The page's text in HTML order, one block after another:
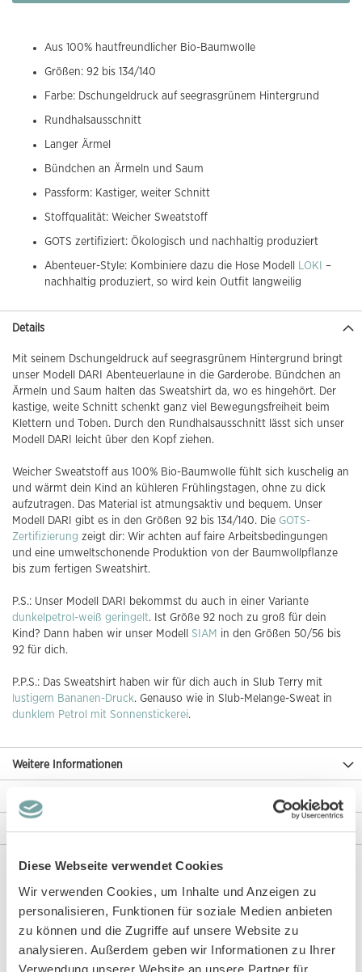
Diese Webseite verwendet Cookies
Wir verwenden Cookies, um Inhalte und Anzeigen zu
personalisieren, Funktionen für soziale Medien anbieten
zu können und die Zugriffe auf unsere Website zu
analysieren. Außerdem geben wir Informationen zu Ihrer
Verwendung unserer Website an unsere Partner für
Aus 100% hautfreundlicher Bio-Baumwolle
Größen: 92 bis 134/140
Farbe: Dschungeldruck auf seegrasgrünem Hintergrund
Rundhalsausschnitt
Langer Ärmel
Bündchen an Ärmeln und Saum
Passform: Kastiger, weiter Schnitt
Stoffqualität: Weicher Sweatstoff
GOTS zertifiziert: Ökologisch und nachhaltig produziert
Abenteuer-Style: Kombiniere dazu die Hose Modell LOKI
–
nachhaltig produziert, so wird kein Outfit langweilig
Details
Mit seinem Dschungeldruck auf seegrasgrünem Hintergrund bringt
unser Modell DARI Abenteuerlaune in die Garderobe. Bündchen an
Ärmeln und Saum halten das Sweatshirt da, wo es hingehört. Der
kastige, weite Schnitt schenkt ganz viel Bewegungsfreiheit beim
Klettern und Toben. Durch den Rundhalsausschnitt lässt sich unser
Modell DARI leicht über den Kopf ziehen.
Weicher Sweatstoff aus 100% Bio-Baumwolle fühlt sich kuschelig an
und wärmt dein Kind an kühleren Frühlingstagen, ohne zu dick
aufzutragen. Das Material ist atmungsaktiv und bequem. Unser
Modell DARI gibt es in den Größen 92 bis 134/140. Die GOTS-
Zertifizierung zeigt dir: Wir achten auf faire Arbeitsbedingungen
und eine umweltschonende Produktion von der Baumwollpflanze
bis zum fertigen Sweatshirt.
P.S.: Unser Modell DARI bekommst du auch in einer Variante
dunkelpetrol-weiß geringelt. Ist Größe 92 noch zu groß für dein
Kind? Dann haben wir unser Modell SIAM in den Größen 50/56 bis
92 für dich.
P.P.S.: Das Sweatshirt haben wir für dich auch in Slub Terry mit
lustigem Bananen-Druck. Genauso wie in Slub-Melange-Sweat in
dunklem Petrol mit Sonnenstickerei.
Weitere Informationen
Angaben zur Produktsicherheit
Diese Artikel könnten dir auch gefallen!